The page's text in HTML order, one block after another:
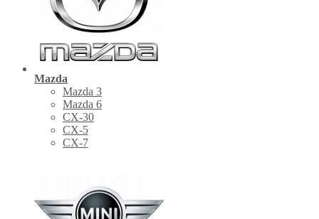
Mazda
Mazda 3
Mazda 6
CX-30
СХ-5
CX-7